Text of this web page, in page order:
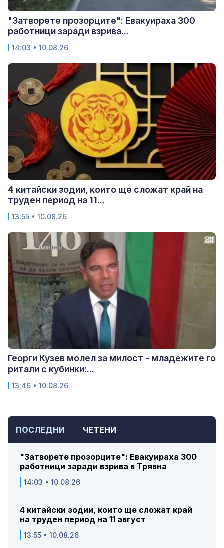
ПОСЛЕДНИ ЧЕТЕНИ
"Затворете прозорците": Евакуираха 300
работници заради взрива в Трявна
14:03 • 10.08.26
4 китайски зодии, които ще сложат край
на труден период на 11 август
13:55 • 10.08.26
"Затворете прозорците": Евакуираха 300
работници заради взрива...
14:03 • 10.08.26
4 китайски зодии, които ще сложат край на
труден период на 11...
13:55 • 10.08.26
Георги Кузев молел за милост - младежите го
ритали с кубинки:...
13:46 • 10.08.26